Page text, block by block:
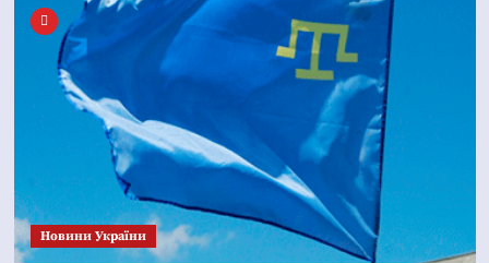
Новини України